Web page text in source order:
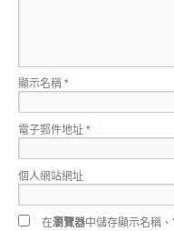
顯示名稱*
電子郵件地址*
個人網站網址
在瀏覽器中儲存顯示名稱